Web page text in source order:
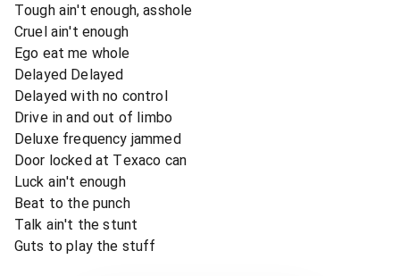
Tough ain't enough, asshole
Cruel ain't enough
Ego eat me whole
Delayed Delayed
Delayed with no control
Drive in and out of limbo
Deluxe frequency jammed
Door locked at Texaco can
Luck ain't enough
Beat to the punch
Talk ain't the stunt
Guts to play the stuff